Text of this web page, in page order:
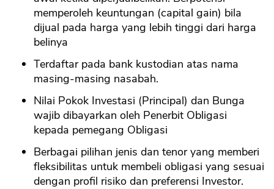
memperoleh keuntungan (capital gain) bila
dijual pada harga yang lebih tinggi dari harga
belinya
Terdaftar pada bank kustodian atas nama
masing-masing nasabah.
Nilai Pokok Investasi (Principal) dan Bunga
wajib dibayarkan oleh Penerbit Obligasi
kepada pemegang Obligasi
Berbagai pilihan jenis dan tenor yang memberi
fleksibilitas untuk membeli obligasi yang sesuai
dengan profil risiko dan preferensi Investor.